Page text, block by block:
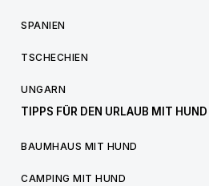
SPANIEN
TSCHECHIEN
UNGARN
TIPPS FÜR DEN URLAUB MIT HUND
BAUMHAUS MIT HUND
CAMPING MIT HUND